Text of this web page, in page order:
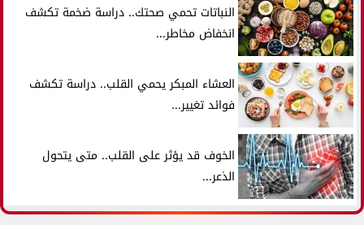
النباتات تحمي صحتك.. دراسة ضخمة تكشف
انخفاض مخاطر...
العشاء المبكر يحمي القلب.. دراسة تكشف
فوائد تغيير...
الخوف قد يؤثر على القلب.. متى يتحول
الذعر...